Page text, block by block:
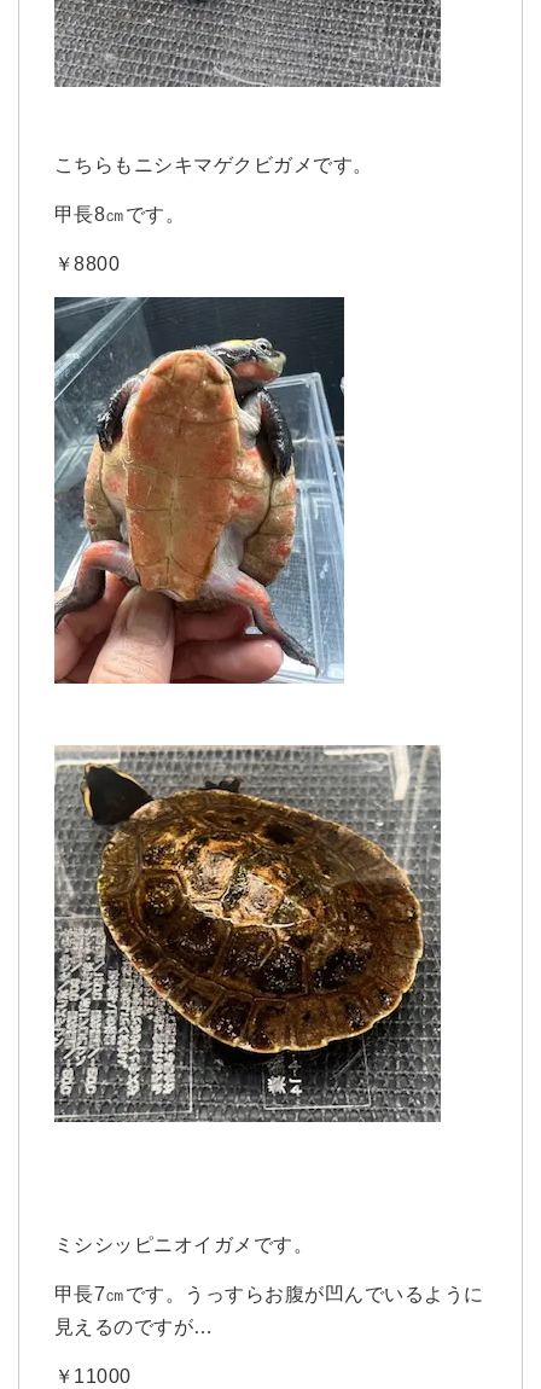
こちらもニシキマゲクビガメです。
甲長8㎝です。
￥8800
ミシシッピニオイガメです。
甲長7㎝です。うっすらお腹が凹んでいるように
見えるのですが…
￥11000